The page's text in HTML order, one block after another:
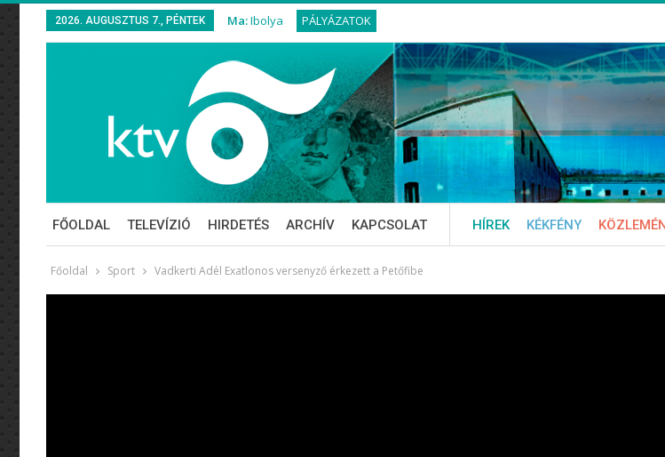
2026. AUGUSZTUS 7., PÉNTEK Ma:Ibolya PÁLYÁZATOK
FŐOLDAL TELEVÍZIÓ HIRDETÉS ARCHÍV KAPCSOLAT HÍREK KÉKFÉNY
Főoldal Sport Vadkerti Adél Exatlonos versenyző érkezett a Petőfibe